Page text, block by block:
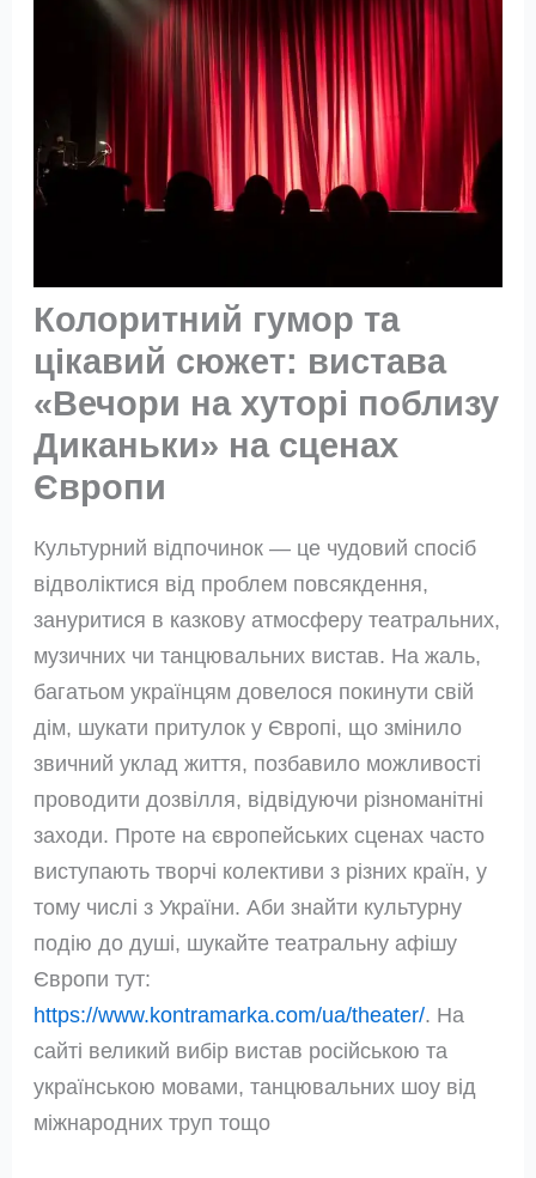
Колоритний гумор та
цікавий сюжет: вистава
«Вечори на хуторі поблизу
Диканьки» на сценах
Європи
Культурний відпочинок — це чудовий спосіб
відволіктися від проблем повсякдення,
зануритися в казкову атмосферу театральних,
музичних чи танцювальних вистав. На жаль,
багатьом українцям довелося покинути свій
дім, шукати притулок у Європі, що змінило
звичний уклад життя, позбавило можливості
проводити дозвілля, відвідуючи різноманітні
заходи. Проте на європейських сценах часто
виступають творчі колективи з різних країн, у
тому числі з України. Аби знайти культурну
подію до душі, шукайте театральну афішу
Європи тут:
https://www.kontramarka.com/ua/theater/. На
сайті великий вибір вистав російською та
українською мовами, танцювальних шоу від
міжнародних труп тощо